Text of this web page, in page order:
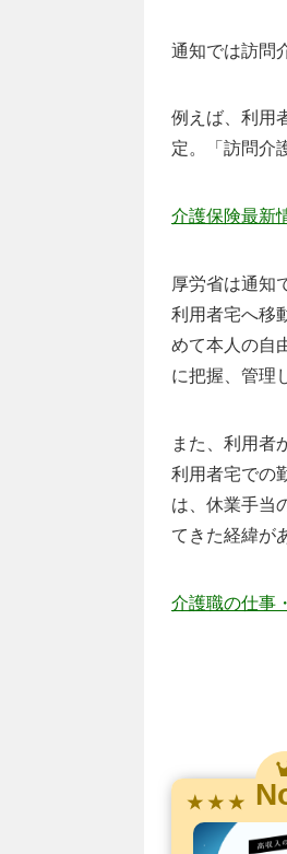
通知では訪問
例えば、利用
定。「訪問介
介護保険最新
厚労省は通知
利用者宅へ移
めて本人の自
に把握、管理
また、利用者
利用者宅での
は、休業手当
てきた経緯が
介護職の仕事
★ ★ ★